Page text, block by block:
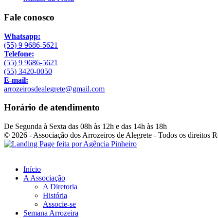
Fale conosco
Whatsapp:
(55) 9 9686-5621
Telefone:
(55) 9 9686-5621
(55) 3420-0050
E-mail:
arrozeirosdealegrete@gmail.com
Horário de atendimento
De Segunda à Sexta das 08h às 12h e das 14h às 18h
© 2026 - Associação dos Arrozeiros de Alegrete - Todos os direitos
Início
A Associação
A Diretoria
História
Associe-se
Semana Arrozeira